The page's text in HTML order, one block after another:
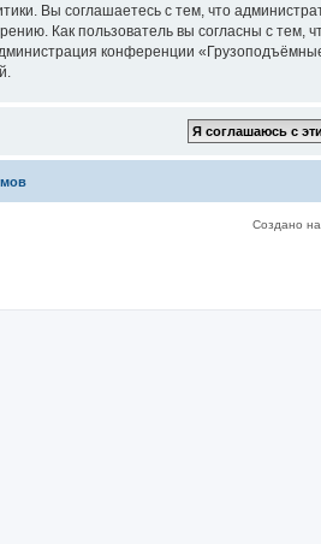
Вы соглашаетесь с тем, что
Как пользователь вы согласны с
конференции
Создано